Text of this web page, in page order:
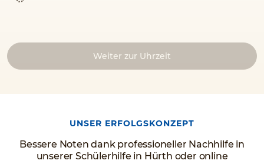
Weiter zur Uhrzeit
UNSER ERFOLGSKONZEPT
Bessere Noten dank professioneller Nachhilfe in
unserer Schülerhilfe in Hürth oder online